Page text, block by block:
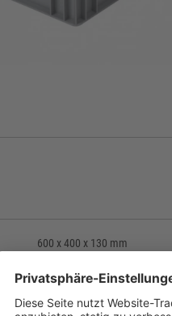
600 x 400 x 130 mm
568 x 468 x 129 mm
Polyethylen (PE-HD) /